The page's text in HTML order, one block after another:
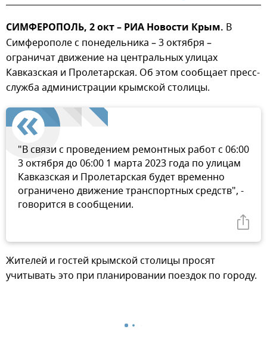
СИМФЕРОПОЛЬ, 2 окт – РИА Новости Крым. В
Симферополе с понедельника – 3 октября –
ограничат движение на центральных улицах
Кавказская и Пролетарская. Об этом сообщает пресс-
служба администрации крымской столицы.
"В связи с проведением ремонтных работ с 06:00
3 октября до 06:00 1 марта 2023 года по улицам
Кавказская и Пролетарская будет временно
ограничено движение транспортных средств", -
говорится в сообщении.
Жителей и гостей крымской столицы просят
учитывать это при планировании поездок по городу.